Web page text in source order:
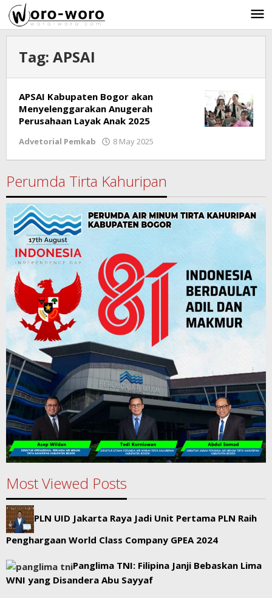
Skip
to
content
Tag: APSAI
APSAI Kabupaten Bogor akan
Menyelenggarakan Anugerah
Perusahaan Layak Anak 2025
Advetorial Pemkab 8 May 2025
Perumda Tirta Kahuripan
Most Viewed Posts
PLN UID Jakarta Raya Jadi Unit Pertama PLN Raih
Penghargaan World Class Company GPEA 2024
Panglima TNI: Filipina Janji Bebaskan Lima
WNI yang Disandera Abu Sayyaf